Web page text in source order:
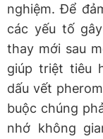
nghiệm. Để
các yếu tố
thay mới sau
giúp triệt tiêu
dấu vết
buộc chúng
nhớ không